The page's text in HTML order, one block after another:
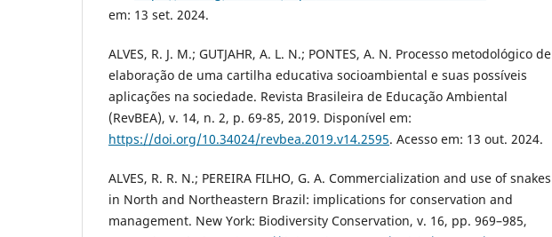
em: 13 set. 2024.
ALVES, R. J. M.; GUTJAHR, A. L. N.; PONTES, A. N. Processo metodológico de
elaboração de uma cartilha educativa socioambiental e suas possíveis
aplicações na sociedade. Revista Brasileira de Educação Ambiental
(RevBEA), v. 14, n. 2, p. 69-85, 2019. Disponível em:
https://doi.org/10.34024/revbea.2019.v14.2595. Acesso em: 13 out. 2024.
ALVES, R. R. N.; PEREIRA FILHO, G. A. Commercialization and use of snakes
in North and Northeastern Brazil: implications for conservation and
management. New York: Biodiversity Conservation, v. 16, pp. 969–985,